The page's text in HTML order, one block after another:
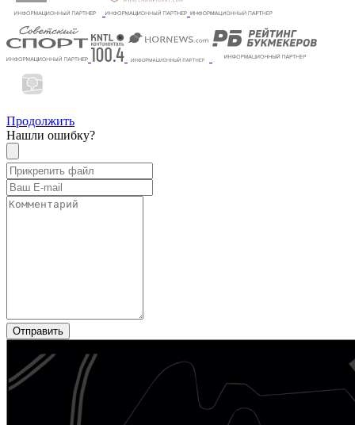
Продолжить
Нашли ошибку?